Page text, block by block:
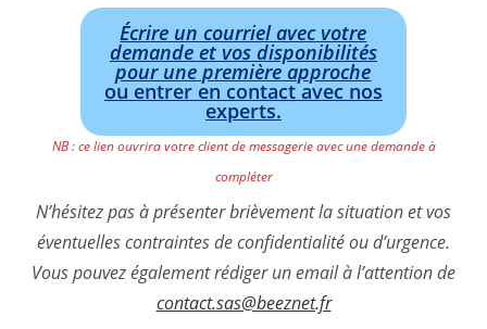
Écrire un courriel avec votre
demande et vos disponibilités
pour une première approche
ou entrer en contact avec nos
experts.
NB : ce lien ouvrira votre client de messagerie avec une demande à
compléter
N’hésitez pas à présenter brièvement la situation et vos
éventuelles contraintes de confidentialité ou d’urgence.
Vous pouvez également rédiger un email à l’attention de
contact.sas@beeznet.fr